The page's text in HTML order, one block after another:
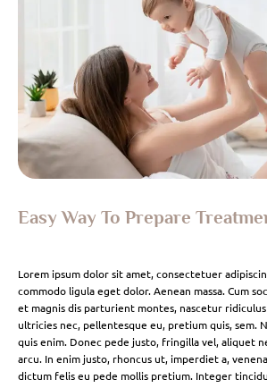
Easy Way To Prepare
Lorem ipsum dolor sit amet, consectetuer
commodo ligula eget dolor. Aenean massa. Cum
et magnis dis parturient montes, nascetur
ultricies nec, pellentesque eu, pretium quis, sem.
quis enim. Donec pede justo, fringilla vel, aliquet
arcu. In enim justo, rhoncus ut, imperdiet a,
dictum felis eu pede mollis pretium. Integer